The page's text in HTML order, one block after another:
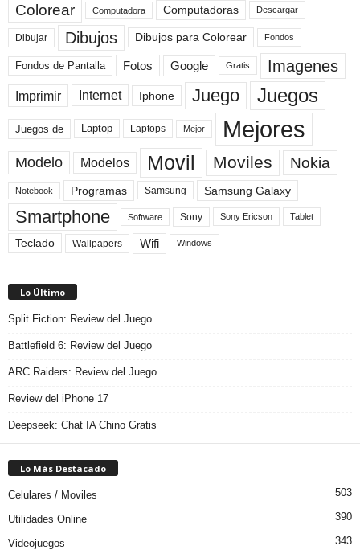
Colorear Computadora Computadoras Descargar
Dibujar Dibujos Dibujos para Colorear Fondos
Fondos de Pantalla Fotos Google Gratis Imagenes
Imprimir Internet Iphone Juego Juegos
Juegos de Laptop Laptops Mejor Mejores
Modelo Modelos Movil Moviles Nokia
Notebook Programas Samsung Samsung Galaxy
Smartphone Software Sony Sony Ericson Tablet
Teclado Wallpapers Wifi Windows
Lo Último
Split Fiction: Review del Juego
Battlefield 6: Review del Juego
ARC Raiders: Review del Juego
Review del iPhone 17
Deepseek: Chat IA Chino Gratis
Lo Más Destacado
Celulares / Moviles 503
Utilidades Online 390
Videojuegos 343